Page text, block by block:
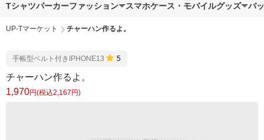
Tシャツパーカーファッション スマホケース・モバイルグッズ バ
UP-Tマーケット チャーハン作るよ。
手帳型ベルト付きIPHONE13 5
チャーハン作るよ。
1,970円(税込2,167円)